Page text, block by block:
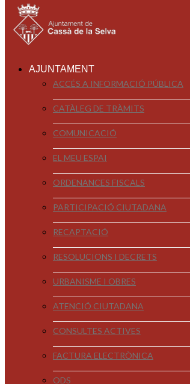
AJUNTAMENT
ACCÉS A INFORMACIÓ PÚBLICA
CATÀLEG DE TRÀMITS
COMUNICACIÓ
EL MEU ESPAI
ORDENANCES FISCALS
PARTICIPACIÓ CIUTADANA
RECAPTACIÓ
RESOLUCIONS I DECRETS
URBANISME I OBRES
ATENCIÓ CIUTADANA
CONSULTES ACTIVES
FACTURA ELECTRÒNICA
ODS